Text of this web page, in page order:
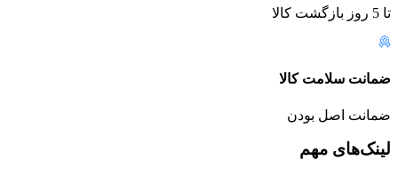
تا 5 روز بازگشت کالا
ضمانت سلامت کالا
ضمانت اصل بودن
لینک‌های مهم